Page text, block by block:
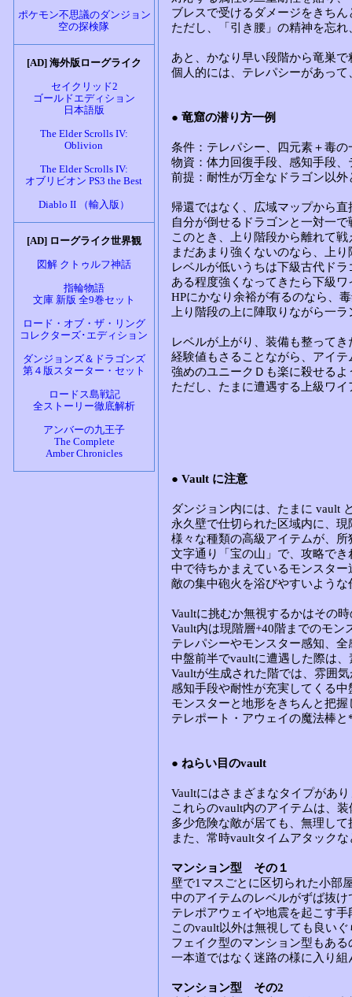
ポケモン不思議のダンジョン
空の探検隊
[AD] 海外版ローグライク
セイクリッド2
ゴールドエディション
日本語版
The Elder Scrolls IV:
Oblivion
The Elder Scrolls IV:
オブリビオン PS3 the Best
Diablo II （輸入版）
[AD] ローグライク世界観
図解 クトゥルフ神話
指輪物語
文庫 新版 全9巻セット
ロード・オブ・ザ・リング
コレクターズ･エディション
ダンジョンズ＆ドラゴンズ
第４版スターター・セット
ロードス島戦記
全ストーリー徹底解析
アンバーの九王子
The Complete
Amber Chronicles